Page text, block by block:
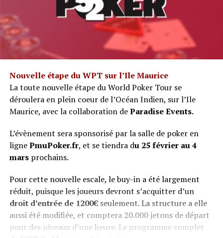
Nouvelle étape du WPT sur l’Ile Maurice
La toute nouvelle étape du World Poker Tour se
déroulera en plein coeur de l’Océan Indien, sur l’Ile
Maurice, avec la collaboration deParadise Events.
L’évènement sera sponsorisé par la salle de poker en
lignePmuPoker.fr, et se tiendra du 25 février au 4
mars prochains.
Pour cette nouvelle escale, le buy-in a été largement
réduit, puisque les joueurs devront s’acquitter d’un
droit d’entrée de 1200€ seulement. La structure a elle
aussi été modifiée, et comptera 20.000 jetons de départ
pour des niveaux d’une heure. Le programme complet